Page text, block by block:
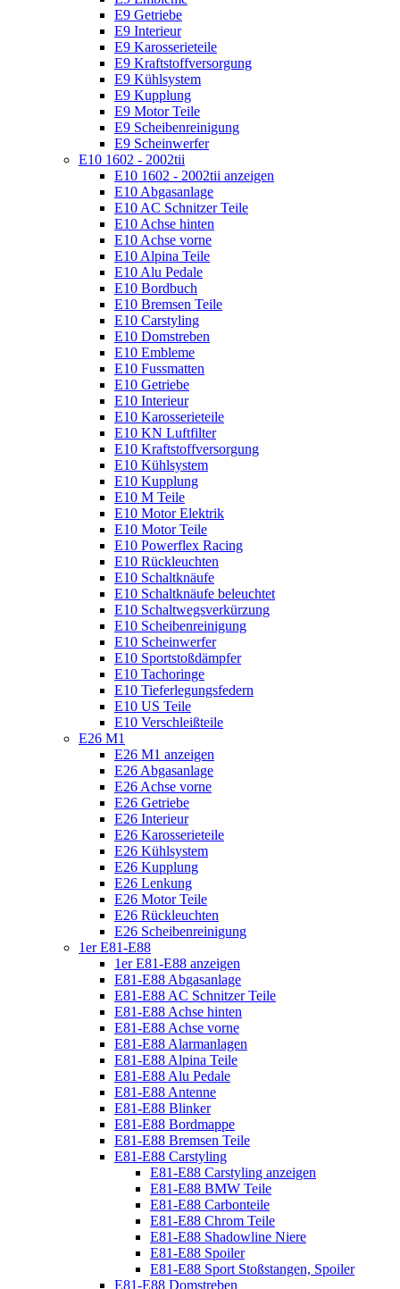
E9 Getriebe
E9 Interieur
E9 Karosserieteile
E9 Kraftstoffversorgung
E9 Kühlsystem
E9 Kupplung
E9 Motor Teile
E9 Scheibenreinigung
E9 Scheinwerfer
E10 1602 - 2002tii
E10 1602 - 2002tii anzeigen
E10 Abgasanlage
E10 AC Schnitzer Teile
E10 Achse hinten
E10 Achse vorne
E10 Alpina Teile
E10 Alu Pedale
E10 Bordbuch
E10 Bremsen Teile
E10 Carstyling
E10 Domstreben
E10 Embleme
E10 Fussmatten
E10 Getriebe
E10 Interieur
E10 Karosserieteile
E10 KN Luftfilter
E10 Kraftstoffversorgung
E10 Kühlsystem
E10 Kupplung
E10 M Teile
E10 Motor Elektrik
E10 Motor Teile
E10 Powerflex Racing
E10 Rückleuchten
E10 Schaltknäufe
E10 Schaltknäufe beleuchtet
E10 Schaltwegsverkürzung
E10 Scheibenreinigung
E10 Scheinwerfer
E10 Sportstoßdämpfer
E10 Tachoringe
E10 Tieferlegungsfedern
E10 US Teile
E10 Verschleißteile
E26 M1
E26 M1 anzeigen
E26 Abgasanlage
E26 Achse vorne
E26 Getriebe
E26 Interieur
E26 Karosserieteile
E26 Kühlsystem
E26 Kupplung
E26 Lenkung
E26 Motor Teile
E26 Rückleuchten
E26 Scheibenreinigung
1er E81-E88
1er E81-E88 anzeigen
E81-E88 Abgasanlage
E81-E88 AC Schnitzer Teile
E81-E88 Achse hinten
E81-E88 Achse vorne
E81-E88 Alarmanlagen
E81-E88 Alpina Teile
E81-E88 Alu Pedale
E81-E88 Antenne
E81-E88 Blinker
E81-E88 Bordmappe
E81-E88 Bremsen Teile
E81-E88 Carstyling
E81-E88 Carstyling anzeigen
E81-E88 BMW Teile
E81-E88 Carbonteile
E81-E88 Chrom Teile
E81-E88 Shadowline Niere
E81-E88 Spoiler
E81-E88 Sport Stoßstangen, Spoiler
E81-E88 Domstreben